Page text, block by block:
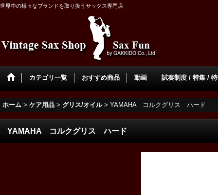
世界中の様々なブランドを取り扱うサックス専門店
カテゴリ一覧 おすすめ商品 動画 試奏制度 / 特集 /
ホーム > ケア用品 > グリス/オイル > YAMAHA コルクグリス ハード
YAMAHA コルクグリス ハード